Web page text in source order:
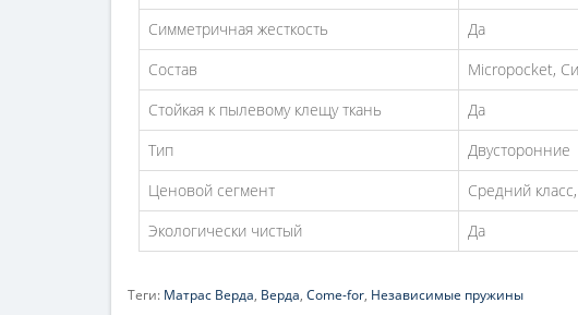
Симметричная жесткость
Да
Состав
Micropocket,
Стойкая к пылевому клещу ткань
Да
Тип
Двусторонние
Ценовой сегмент
Средний
Экологически чистый
Да
Теги: Матрас Верда, Верда, Come-for, Независимые пружины